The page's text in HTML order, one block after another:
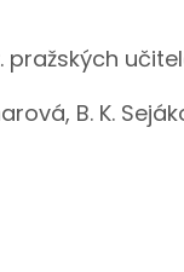
pražských
B. K.